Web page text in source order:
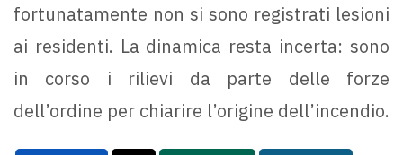
fortunatamente non si sono registrati lesioni
ai residenti. La dinamica resta incerta: sono
in corso i rilievi da parte delle forze
dell’ordine per chiarire l’origine dell’incendio.